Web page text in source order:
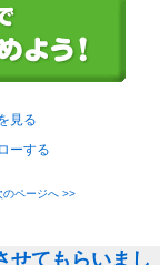
見る
ーする
のページへ >>
せてもらいまし